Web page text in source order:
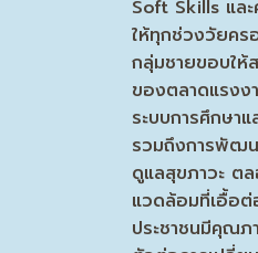
Soft Skills และ
ให้ทุกช่วงวัยคร
กลุ่มชายขอบให้
ของตลาดแรงง
ระบบการศึกษา
รวมถึงการพัฒน
ดูแลสุขภาวะ ต
แวดล้อมที่เอื้อต่
ประชาชนมีคุณภ